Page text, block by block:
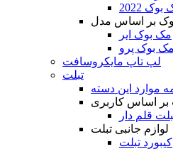
2022
بر اساس مدل
مک بوک ایر
مک بوک پرو
لپ تاپ مایکروسافت
تبلت
موارد این دسته
بر اساس کاربری
قلم دار
لوازم جانبی تبلت
کیبورد تبلت